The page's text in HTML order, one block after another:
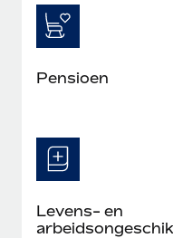
Pensioen
Levens- en